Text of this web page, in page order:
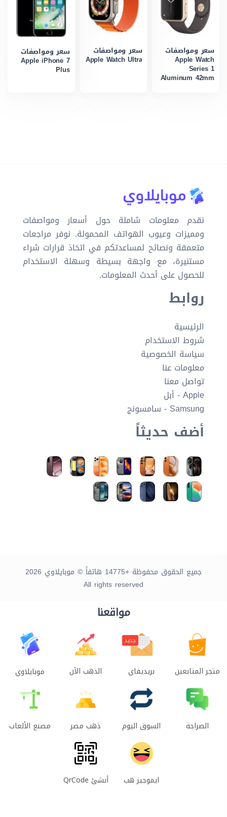
سعر ومواصفات
Apple Watch
Series 1
Aluminum 42mm
سعر ومواصفات
Apple Watch Ultra
سعر ومواصفات
Apple iPhone 7
Plus
نقدم معلومات شاملة حول أسعار ومواصفات
ومميزات وعيوب الهواتف المحمولة. نوفر مراجعات
متعمقة ونصائح لمساعدتكم في اتخاذ قرارات شراء
مستنيرة، مع واجهة بسيطة وسهلة الاستخدام
للحصول على أحدث المعلومات.
روابط
الرئيسية
شروط الاستخدام
سياسة الخصوصية
معلومات عنا
تواصل معنا
Apple - أبل
Samsung - سامسونج
أضف حديثاً
جميع الحقوق محفوظة +14775 هاتفاً © موبايلاوي 2026
All rights reserved